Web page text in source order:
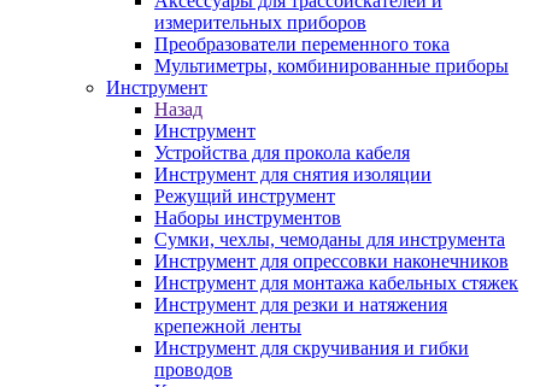
измерительных приборов
Преобразователи переменного тока
Мультиметры, комбинированные приборы
Инструмент
Назад
Инструмент
Устройства для прокола кабеля
Инструмент для снятия изоляции
Режущий инструмент
Наборы инструментов
Сумки, чехлы, чемоданы для инструмента
Инструмент для опрессовки наконечников
Инструмент для монтажа кабельных стяжек
Инструмент для резки и натяжения
крепежной ленты
Инструмент для скручивания и гибки
проводов